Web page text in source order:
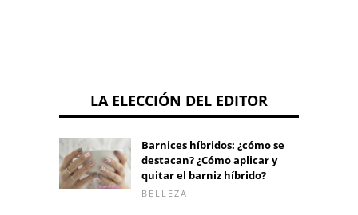
LA ELECCIÓN DEL EDITOR
Barnices híbridos: ¿cómo se
destacan? ¿Cómo aplicar y
quitar el barniz híbrido?
BELLEZA